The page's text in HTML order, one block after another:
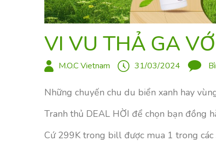
VI VU THẢ GA
M.O.C Vietnam 31/03/2024
Những chuyến chu du biển xanh hay
Tranh thủ DEAL HỜI để chọn bạn đồng
Cứ 299K trong bill được mua 1 trong các